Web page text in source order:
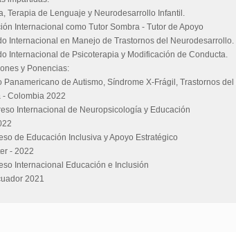
Terapia de Lenguaje y Neurodesarrollo Infantil.
Internacional como Tutor Sombra - Tutor de Apoyo
Internacional en Manejo de Trastornos del Neurodesarrollo.
Internacional de Psicoterapia y Modificación de Conducta.
y Ponencias:
Panamericano de Autismo, Síndrome X-Frágil, Trastornos
- Colombia 2022
Internacional de Neuropsicología y Educación
de Educación Inclusiva y Apoyo Estratégico
- 2022
Internacional Educación e Inclusión
2021